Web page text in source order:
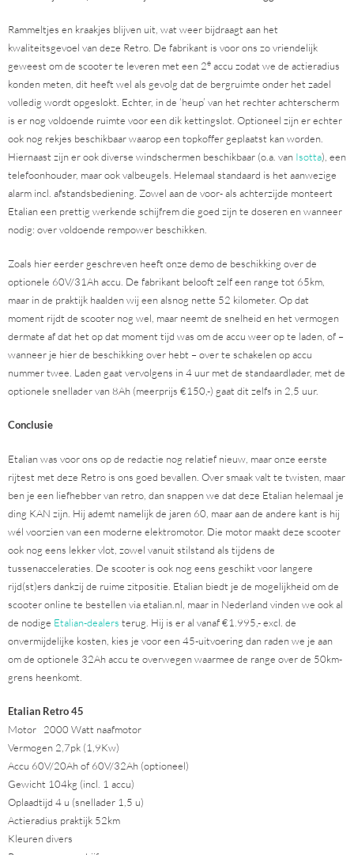
Rammeltjes en kraakjes blijven uit, wat weer bijdraagt aan het
kwaliteitsgevoel van deze Retro. De fabrikant is voor ons zo vriendelijk
geweest om de scooter te leveren met een 2e accu zodat we de actieradius
konden meten, dit heeft wel als gevolg dat de bergruimte onder het zadel
volledig wordt opgeslokt. Echter, in de ‘heup’ van het rechter achterscherm
is er nog voldoende ruimte voor een dik kettingslot. Optioneel zijn er echter
ook nog rekjes beschikbaar waarop een topkoffer geplaatst kan worden.
Hiernaast zijn er ook diverse windschermen beschikbaar (o.a. van Isotta), een
telefoonhouder, maar ook valbeugels. Helemaal standaard is het aanwezige
alarm incl. afstandsbediening. Zowel aan de voor- als achterzijde monteert
Etalian een prettig werkende schijfrem die goed zijn te doseren en wanneer
nodig: over voldoende rempower beschikken.
Zoals hier eerder geschreven heeft onze demo de beschikking over de
optionele 60V/31Ah accu. De fabrikant belooft zelf een range tot 65km,
maar in de praktijk haalden wij een alsnog nette 52 kilometer. Op dat
moment rijdt de scooter nog wel, maar neemt de snelheid en het vermogen
dermate af dat het op dat moment tijd was om de accu weer op te laden, of –
wanneer je hier de beschikking over hebt – over te schakelen op accu
nummer twee. Laden gaat vervolgens in 4 uur met de standaardlader, met de
optionele snellader van 8Ah (meerprijs €150,-) gaat dit zelfs in 2,5 uur.
Conclusie
Etalian was voor ons op de redactie nog relatief nieuw, maar onze eerste
rijtest met deze Retro is ons goed bevallen. Over smaak valt te twisten, maar
ben je een liefhebber van retro, dan snappen we dat deze Etalian helemaal je
ding KAN zijn. Hij ademt namelijk de jaren 60, maar aan de andere kant is hij
wél voorzien van een moderne elektromotor. Die motor maakt deze scooter
ook nog eens lekker vlot, zowel vanuit stilstand als tijdens de
tussenacceleraties. De scooter is ook nog eens geschikt voor langere
rijd(st)ers dankzij de ruime zitpositie. Etalian biedt je de mogelijkheid om de
scooter online te bestellen via etalian.nl, maar in Nederland vinden we ook al
de nodige Etalian-dealers terug. Hij is er al vanaf €1.995,- excl. de
onvermijdelijke kosten, kies je voor een 45-uitvoering dan raden we je aan
om de optionele 32Ah accu te overwegen waarmee de range over de 50km-
grens heenkomt.
Etalian Retro 45
Motor 2000 Watt naafmotor
Vermogen 2,7pk (1,9Kw)
Accu 60V/20Ah of 60V/32Ah (optioneel)
Gewicht 104kg (incl. 1 accu)
Oplaadtijd 4 u (snellader 1,5 u)
Actieradius praktijk 52km
Kleuren divers